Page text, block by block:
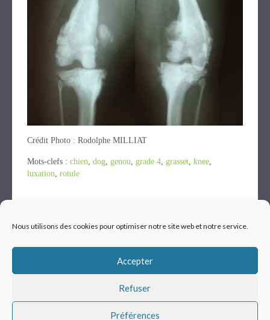
Nous utilisons des cookies pour optimiser notre site web et notre service.
Accepter
Refuser
Préférences
Crédit Photo : Rodolphe MILLIAT
Mots-clefs : chien, dog, genou, grade 4, grasset, knee,
luxation, rotule
© VETUP - Logiciel vétérinaire